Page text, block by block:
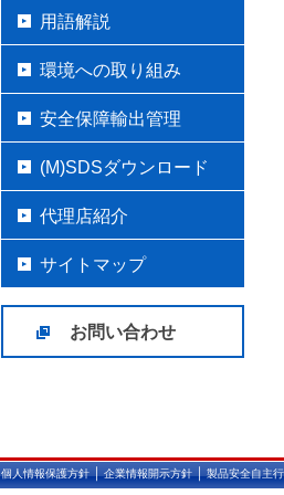
用語解説
環境への取り組み
安全保障輸出管理
(M)SDSダウンロード
代理店紹介
サイトマップ
お問い合わせ
個人情報保護方針｜企業情報開示方針｜製品安全自主